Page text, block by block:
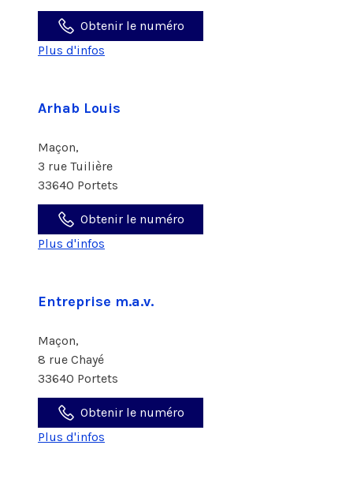
Obtenir le numéro
Plus d'infos
Arhab Louis
Maçon,
3 rue Tuilière
33640 Portets
Obtenir le numéro
Plus d'infos
Entreprise m.a.v.
Maçon,
8 rue Chayé
33640 Portets
Obtenir le numéro
Plus d'infos